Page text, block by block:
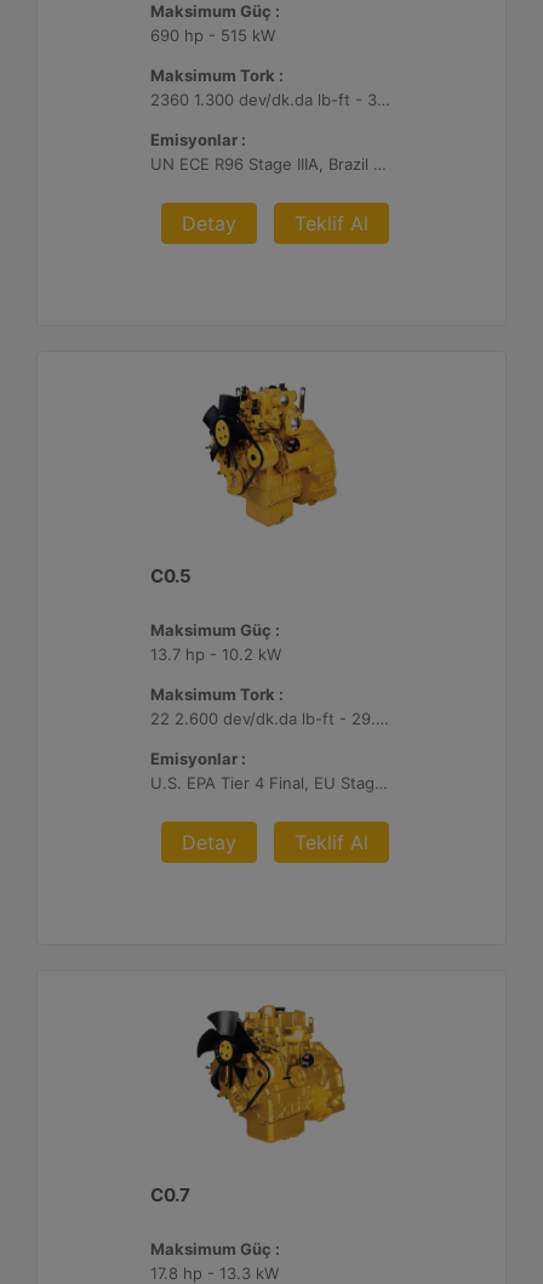
Maksimum Güç :
690 hp - 515 kW
Maksimum Tork :
2360 1.300 dev/dk.da lb-ft - 3200 1.300 dev/dk.da Nm
Emisyonlar :
UN ECE R96 Stage IIIA, Brazil Mar-1, Yönetmelik Bulunmayan Bölge
Detay Teklif Al
C0.5
Maksimum Güç :
13.7 hp - 10.2 kW
Maksimum Tork :
22 2.600 dev/dk.da lb-ft - 29.7 2.600 dev/dk.da Nm
Emisyonlar :
U.S. EPA Tier 4 Final, EU Stage V
Detay Teklif Al
C0.7
Maksimum Güç :
17.8 hp - 13.3 kW